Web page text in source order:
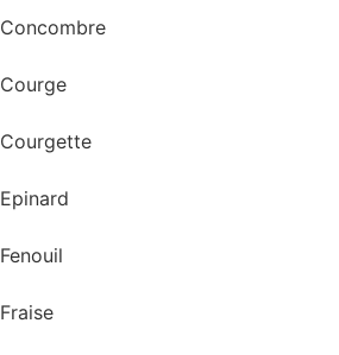
Concombre
Courge
Courgette
Epinard
Fenouil
Fraise